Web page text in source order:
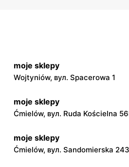
moje sklepy
Wojtyniów, вул. Spacerowa 1
moje sklepy
Ćmielów, вул. Ruda Kościelna
moje sklepy
Ćmielów, вул. Sandomierska 243